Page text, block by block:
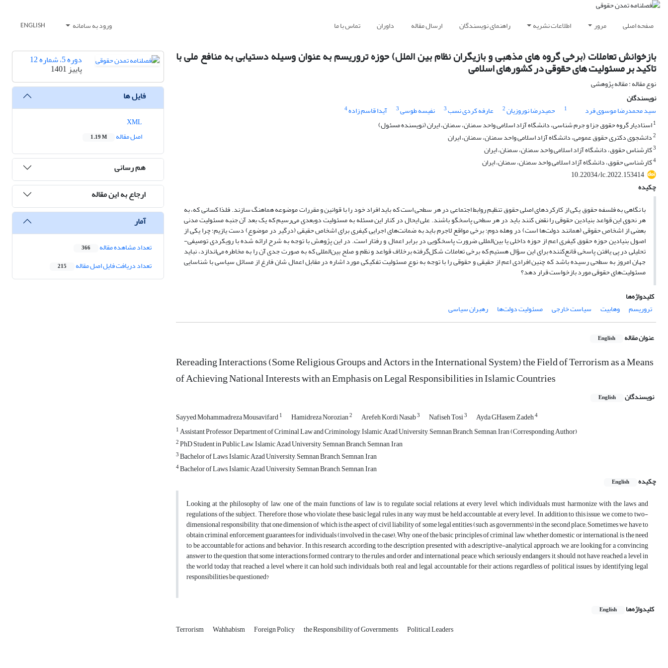
صفحه اصلی مرور اطلاعات نشریه راهنمای نویسندگان ارسال مقاله داوران تماس با ما ورود به سامانه ENGLISH
بازخوانش تعاملات (برخی گروه های مذهبی و بازیگران نظام بین الملل) حوزه تروریسم به عنوان وسیله دستیابی به منافع ملی با
تاکید بر مسئولیت های حقوقی در کشورهای اسلامی
نوع مقاله : مقاله پژوهشی
نویسندگان
سید محمدرضا موسوی فرد
1 حمیدرضا نوروزیان2 عارفه کردی نسب3 نفیسه طوسی3 آیدا قاسم زاده4
1استادیار گروه حقوق جزا و جرم شناسی، دانشگاه آزاد اسلامی واحد سمنان، سمنان، ایران (نویسنده مسئول)
2دانشجوی دکتری حقوق عمومی، دانشگاه آزاد اسلامی واحد سمنان، سمنان، ایران
3کارشناس حقوق، دانشگاه آزاد اسلامی واحد سمنان، سمنان، ایران
4کارشناسی حقوق، دانشگاه آزاد اسلامی واحد سمنان، سمنان، ایران
10.22034/lc.2022.153414
چکیده
با نگاهی به فلسفه حقوق یکی از کارکردهای اصلی حقوق تنظیم روابط اجتماعی در هر سطحی است که باید افراد خود را با قوانین و مقررات موضوعه هماهنگ سازند. فلذا کسانی که، به
هر نحوی این قواعد بنیادین حقوقی را نقض کنند باید در هر سطحی پاسخگو باشند. علی ایحال در کنار این مسئله به مسئولیت دوبعدی می‌رسیم که یک بعد آن جنبه مسئولیت مدنی
بعضی از اشخاص حقوقی (همانند دولت‌ها است) در وهله دوم؛ برخی مواقع لاجرم باید به ضمانت‌های اجرایی کیفری برای اشخاص حقیقی (درگیر در موضوع) دست یازیم؛ چرا یکی از
اصول بنیادین حوزه حقوق کیفری اعم از حوزه داخلی یا بین‌المللی ضرورت پاسخگویی در برابر اعمال و رفتار است. در این پژوهش با توجه به شرح ارائه‌ شده با رویکردی توصیفی-
تحلیلی در پی یافتن پاسخی قانع‌کننده برای این سؤال هستیم که برخی تعاملات شکل‌گرفته برخلاف قواعد و نظم و صلح بین‌المللی که به‌ صورت جدی آن را به مخاطره می‌اندازد، نباید
جهان امروز به سطحی رسیده باشد که چنین افرادی اعم از حقیقی و حقوقی را با توجه به نوع مسئولیت تفکیکی مورد اشاره در مقابل اعمال شان فارغ از مسائل سیاسی با شناسایی
مسئولیت‌های حقوقی مورد بازخواست قرار دهد؟
کلیدواژه‌ها
تروریسم
وهابیت سیاست خارجی مسئولیت دولت‌ها رهبران سیاسی
عنوان مقاله English
Rereading Interactions (Some Religious Groups and Actors in the International System) the Field of Terrorism as a Means
of Achieving National Interests with an Emphasis on Legal Responsibilities in Islamic Countries
نویسندگان English
Sayyed Mohammadreza Mousavifard1 Hamidreza Norozian2 Arefeh Kordi Nasab3 Nafiseh Tosi3 Ayda GHasem Zadeh4
1Assistant Professor, Department of Criminal Law and Criminology, Islamic Azad University, Semnan Branch, Semnan, Iran (Corresponding Author)
2PhD Student in Public Law, Islamic Azad University, Semnan Branch, Semnan, Iran
3Bachelor of Laws, Islamic Azad University, Semnan Branch, Semnan, Iran
4Bachelor of Laws, Islamic Azad University, Semnan Branch, Semnan, Iran
چکیده
English
Looking at the philosophy of law, one of the main functions of law is to regulate social relations at every level, which individuals must harmonize with the laws and
regulations of the subject. Therefore, those who violate these basic legal rules in any way must be held accountable at every level. In addition to this issue, we come to two-
dimensional responsibility, that one dimension of which is the aspect of civil liability of some legal entities (such as governments) in the second place; Sometimes we have to
obtain criminal enforcement guarantees for individuals (involved in the case); Why one of the basic principles of criminal law, whether domestic or international, is the need
to be accountable for actions and behavior. In this research, according to the description presented with a descriptive-analytical approach, we are looking for a convincing
answer to the question that some interactions formed contrary to the rules and order and international peace, which seriously endangers it, should not have reached a level in
the world today that reached a level where it can hold such individuals, both real and legal, accountable for their actions, regardless of political issues, by identifying legal
responsibilities be questioned?
کلیدواژه‌ها English
Terrorism Wahhabism Foreign Policy the Responsibility of Governments Political Leaders
دوره 5، شماره 12
پاییز 1401
فایل ها
اصل مقاله
1.19 M
هم رسانی
ارجاع به این مقاله
آمار
تعداد مشاهده مقاله 366
تعداد دریافت فایل اصل مقاله 215